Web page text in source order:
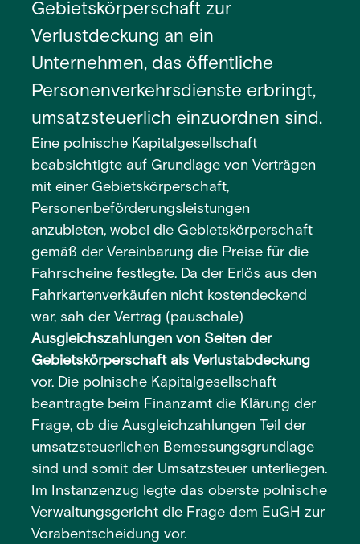
Gebietskörperschaft zur
Verlustdeckung an ein
Unternehmen, das öffentliche
Personenverkehrsdienste erbringt,
umsatzsteuerlich einzuordnen sind.
Eine polnische Kapitalgesellschaft
beabsichtigte auf Grundlage von Verträgen
mit einer Gebietskörperschaft,
Personenbeförderungsleistungen
anzubieten, wobei die Gebietskörperschaft
gemäß der Vereinbarung die Preise für die
Fahrscheine festlegte. Da der Erlös aus den
Fahrkartenverkäufen nicht kostendeckend
war, sah der Vertrag (pauschale)
Ausgleichszahlungen von Seiten der
Gebietskörperschaft als Verlustabdeckung
vor. Die polnische Kapitalgesellschaft
beantragte beim Finanzamt die Klärung der
Frage, ob die Ausgleichzahlungen Teil der
umsatzsteuerlichen Bemessungsgrundlage
sind und somit der Umsatzsteuer unterliegen.
Im Instanzenzug legte das oberste polnische
Verwaltungsgericht die Frage dem EuGH zur
Vorabentscheidung vor.